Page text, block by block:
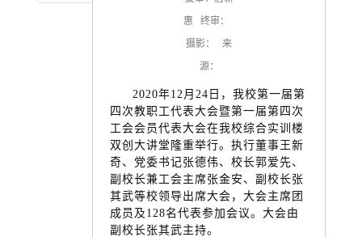
惠 终审：
摄影： 来
源：
2020年12月24日，我校第一届第
四次教职工代表大会暨第一届第四次
工会会员代表大会在我校综合实训楼
双创大讲堂隆重举行。执行董事王新
奇、党委书记张德伟、校长郭爱先、
副校长兼工会主席张金安、副校长张
其武等校领导出席大会，大会主席团
成员及128名代表参加会议。大会由
副校长张其武主持。